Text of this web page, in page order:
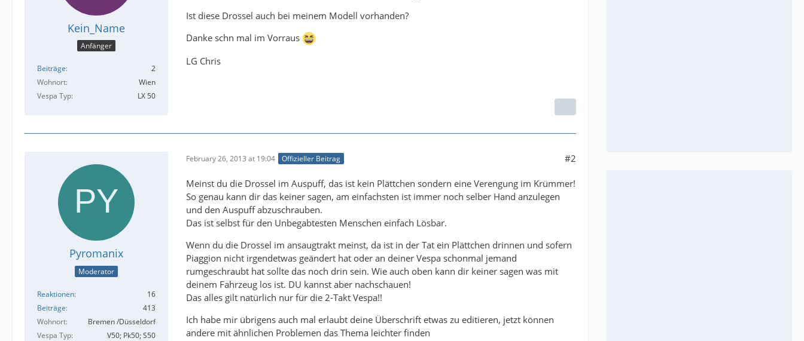
Kein_Name
Anfänger
Beiträge
2
Wohnort
Wien
Vespa Typ
LX 50
Ist diese Drossel auch bei meinem Modell vorhanden?
Danke schn mal im Vorraus
LG Chris
Pyromanix
Moderator
Reaktionen
16
Beiträge
413
Wohnort
Bremen /Düsseldorf
Vespa Typ
V50; Pk50; S50
February 26, 2013 at 19:04 Offizieller Beitrag #2
Meinst du die Drossel im Auspuff, das ist kein Plättchen sondern eine Verengung im Krümmer!
So genau kann dir das keiner sagen, am einfachsten ist immer noch selber Hand anzulegen
und den Auspuff abzuschrauben.
Das ist selbst für den Unbegabtesten Menschen einfach Lösbar.
Wenn du die Drossel im ansaugtrakt meinst, da ist in der Tat ein Plättchen drinnen und sofern
Piaggion nicht irgendetwas geändert hat oder an deiner Vespa schonmal jemand
rumgeschraubt hat sollte das noch drin sein. Wie auch oben kann dir keiner sagen was mit
deinem Fahrzeug los ist. DU kannst aber nachschauen!
Das alles gilt natürlich nur für die 2-Takt Vespa!!
Ich habe mir übrigens auch mal erlaubt deine Überschrift etwas zu editieren, jetzt können
andere mit ähnlichen Problemen das Thema leichter finden